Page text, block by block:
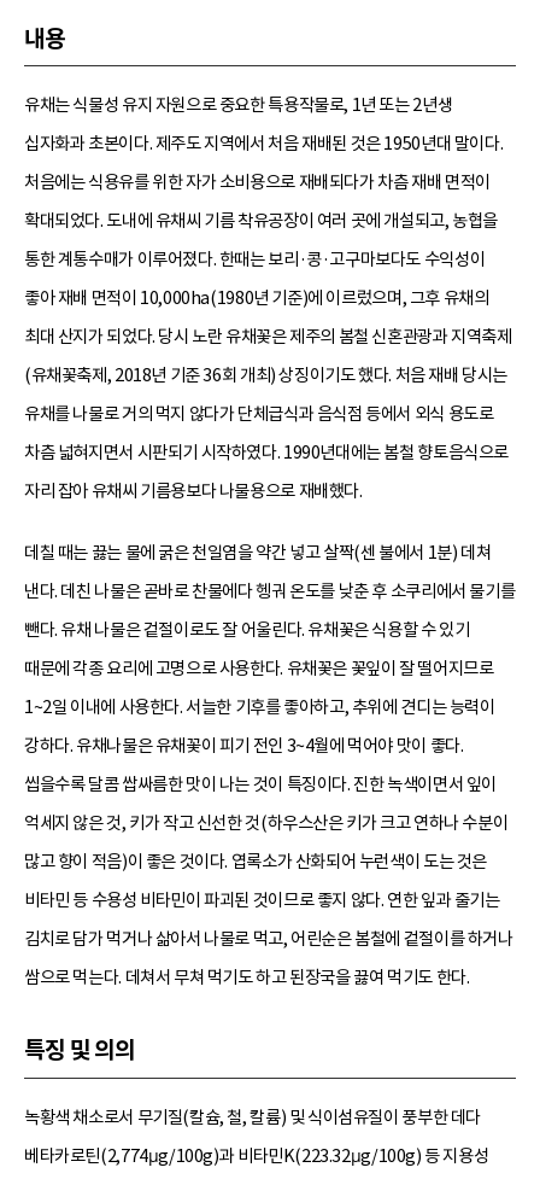
내용
유채는 식물성 유지 자원으로 중요한 특용작물로, 1년 또는 2년생
십자화과 초본이다. 제주도 지역에서 처음 재배된 것은 1950년대 말이다.
처음에는 식용유를 위한 자가 소비용으로 재배되다가 차츰 재배 면적이
확대되었다. 도내에 유채씨 기름 착유공장이 여러 곳에 개설되고, 농협을
통한 계통수매가 이루어졌다. 한때는 보리·콩·고구마보다도 수익성이
좋아 재배 면적이 10,000ha(1980년 기준)에 이르렀으며, 그후 유채의
최대 산지가 되었다. 당시 노란 유채꽃은 제주의 봄철 신혼관광과 지역축제
(유채꽃축제, 2018년 기준 36회 개최) 상징이기도 했다. 처음 재배 당시는
유채를 나물로 거의 먹지 않다가 단체급식과 음식점 등에서 외식 용도로
차츰 넓혀지면서 시판되기 시작하였다. 1990년대에는 봄철 향토음식으로
자리 잡아 유채씨 기름용보다 나물용으로 재배했다.
데칠 때는 끓는 물에 굵은 천일염을 약간 넣고 살짝(센 불에서 1분) 데쳐
낸다. 데친 나물은 곧바로 찬물에다 헹궈 온도를 낮춘 후 소쿠리에서 물기를
뺀다. 유채 나물은 겉절이로도 잘 어울린다. 유채꽃은 식용할 수 있기
때문에 각종 요리에 고명으로 사용한다. 유채꽃은 꽃잎이 잘 떨어지므로
1~2일 이내에 사용한다. 서늘한 기후를 좋아하고, 추위에 견디는 능력이
강하다. 유채나물은 유채꽃이 피기 전인 3~4월에 먹어야 맛이 좋다.
씹을수록 달콤 쌉싸름한 맛이 나는 것이 특징이다. 진한 녹색이면서 잎이
억세지 않은 것, 키가 작고 신선한 것(하우스산은 키가 크고 연하나 수분이
많고 향이 적음)이 좋은 것이다. 엽록소가 산화되어 누런색이 도는 것은
비타민 등 수용성 비타민이 파괴된 것이므로 좋지 않다. 연한 잎과 줄기는
김치로 담가 먹거나 삶아서 나물로 먹고, 어린순은 봄철에 겉절이를 하거나
쌈으로 먹는다. 데쳐서 무쳐 먹기도 하고 된장국을 끓여 먹기도 한다.
특징 및 의의
녹황색 채소로서 무기질(칼슘, 철, 칼륨) 및 식이섬유질이 풍부한 데다
베타카로틴(2,774μg/100g)과 비타민K(223.32μg/100g) 등 지용성